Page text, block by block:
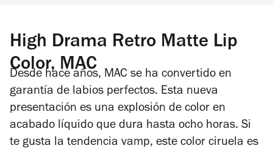
High Drama Retro Matte Lip
Color, MAC
Desde hace años, MAC se ha convertido en
garantía de labios perfectos. Esta nueva
presentación es una explosión de color en
acabado líquido que dura hasta ocho horas. Si
te gusta la tendencia vamp, este color ciruela es